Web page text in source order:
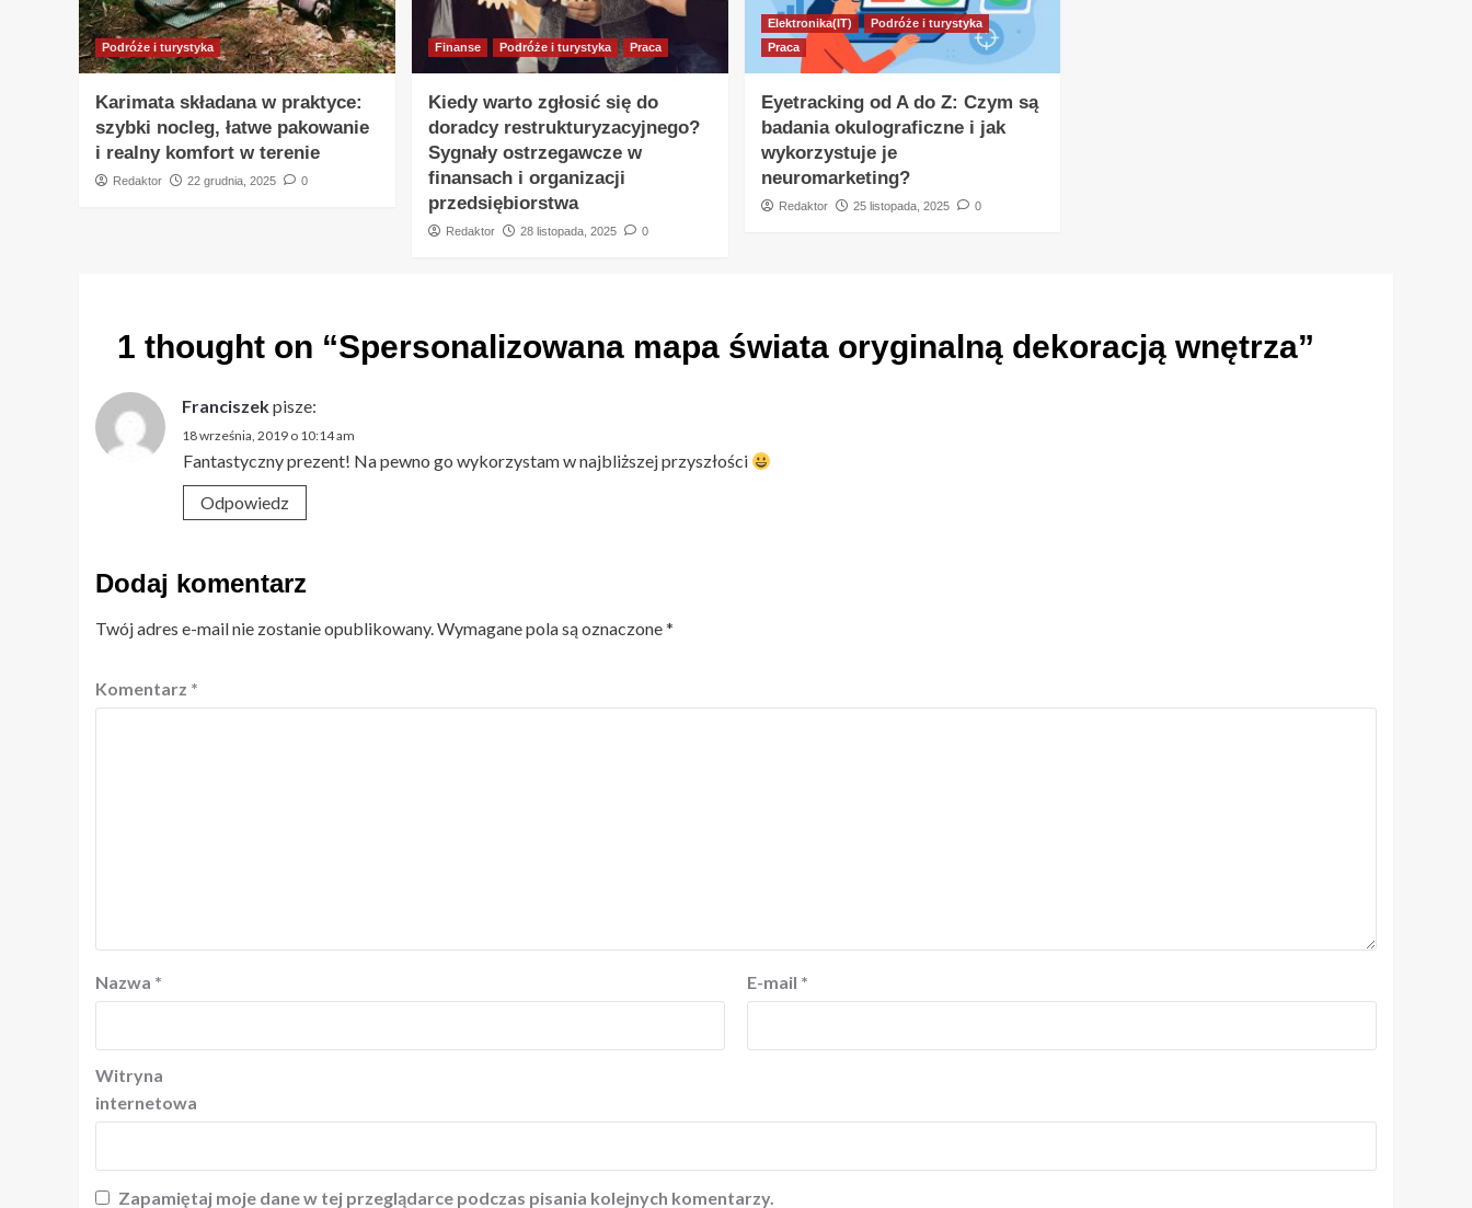
Podróże i turystyka
Karimata składana w praktyce:
szybki nocleg, łatwe pakowanie
i realny komfort w terenie
Redaktor 22 grudnia, 2025 0
Finanse Podróże i turystyka Praca
Kiedy warto zgłosić się do
doradcy restrukturyzacyjnego?
Sygnały ostrzegawcze w
finansach i organizacji
przedsiębiorstwa
Redaktor 28 listopada, 2025 0
Elektronika(IT)
Podróże i turystyka
Praca
Eyetracking od A do Z: Czym są
badania okulograficzne i jak
wykorzystuje je
neuromarketing?
Redaktor 25 listopada, 2025 0
1 thought on “Spersonalizowana mapa świata oryginalną dekoracją wnętrza”
Franciszekpisze:
18 września, 2019 o 10:14 am
Fantastyczny prezent! Na pewno go wykorzystam w najbliższej przyszłości
Odpowiedz
Dodaj komentarz
Twój adres e-mail nie zostanie opublikowany.Wymagane pola są oznaczone*
Komentarz *
Nazwa * E-mail *
Witryna
internetowa
Zapamiętaj moje dane w tej przeglądarce podczas pisania kolejnych komentarzy.